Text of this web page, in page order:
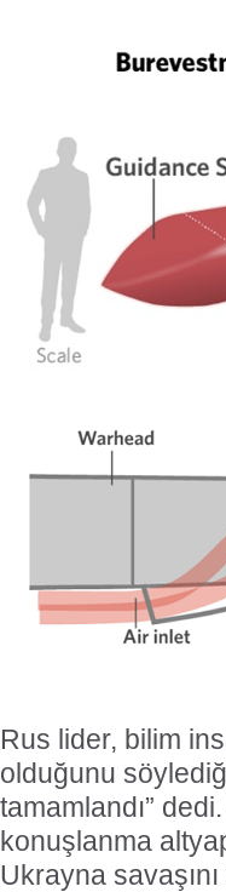
Rus lider, bilim
olduğunu
tamamlandı”
konuşlanma
Ukrayna